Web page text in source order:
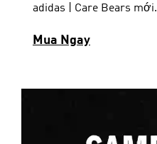
adidas | Care Bears mới.
Mua Ngay